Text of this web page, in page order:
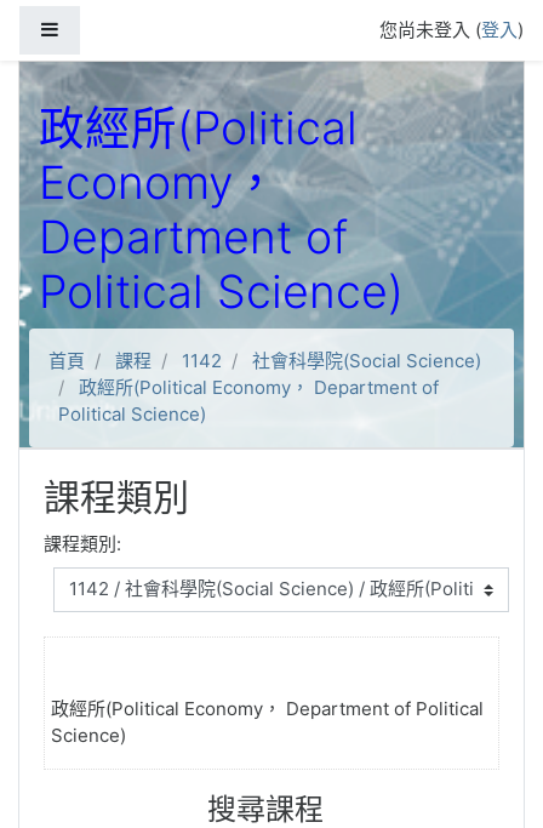
您尚未登入 (登入)
政經所(Political
Economy，
Department of
Political Science)
首頁 課程 1142
社會科學院(Social Science)
政經所(Political Economy， Department of
Political Science)
課程類別
課程類別:
政經所(Political Economy， Department of Political
Science)
搜尋課程